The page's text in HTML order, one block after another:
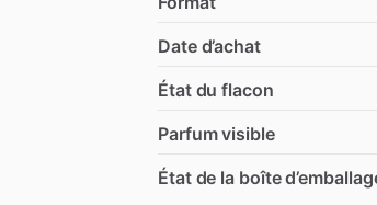
Date d’achat
État du flacon
Parfum visible
État de la boîte